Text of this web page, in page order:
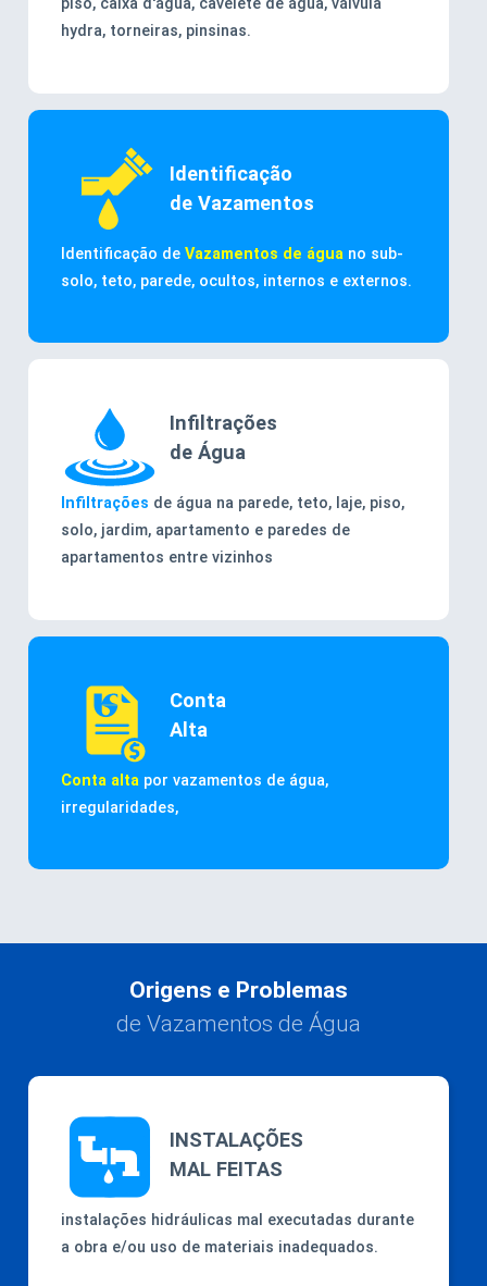
piso, caixa d'água, cavelete de água, válvula
hydra, torneiras, pinsinas.
Identificação
de Vazamentos
Identificação deVazamentos de água no sub-
solo, teto, parede, ocultos, internos e externos.
Infiltrações
de Água
Infiltrações de água na parede, teto, laje, piso,
solo, jardim, apartamento e paredes de
apartamentos entre vizinhos
Conta
Alta
Conta alta por vazamentos de água,
irregularidades,
Origens e Problemas
de Vazamentos de Água
INSTALAÇÕES
MAL FEITAS
instalações hidráulicas mal executadas durante
a obra e/ou uso de materiais inadequados.